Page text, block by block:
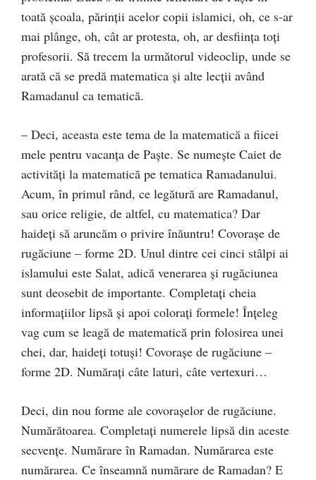
toată școala, părinții acelor copii islamici, oh, ce s-ar
mai plânge, oh, cât ar protesta, oh, ar desființa toți
profesorii. Să trecem la următorul videoclip, unde se
arată că se predă matematica și alte lecții având
Ramadanul ca tematică.
– Deci, aceasta este tema de la matematică a fiicei
mele pentru vacanța de Paște. Se numește Caiet de
activități la matematică pe tematica Ramadanului.
Acum, în primul rând, ce legătură are Ramadanul,
sau orice religie, de altfel, cu matematica? Dar
haideți să aruncăm o privire înăuntru! Covorașe de
rugăciune – forme 2D. Unul dintre cei cinci stâlpi ai
islamului este Salat, adică venerarea și rugăciunea
sunt deosebit de importante. Completați cheia
informațiilor lipsă și apoi colorați formele! Înțeleg
vag cum se leagă de matematică prin folosirea unei
chei, dar, haideți totuși! Covorașe de rugăciune –
forme 2D. Numărați câte laturi, câte vertexuri…
Deci, din nou forme ale covorașelor de rugăciune.
Numărătoarea. Completați numerele lipsă din aceste
secvențe. Numărare în Ramadan. Numărarea este
numărarea. Ce înseamnă numărare de Ramadan? E